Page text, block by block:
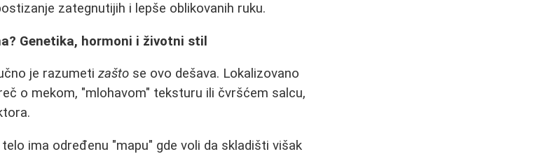
zategnutijih i lepše oblikovanih ruku.
Genetika, hormoni i životni stil
je razumetizašto se ovo dešava. Lokalizovano
o mekom, "mlohavom" teksturu ili čvršćem salcu,
ima određenu "mapu" gde voli da skladišti višak